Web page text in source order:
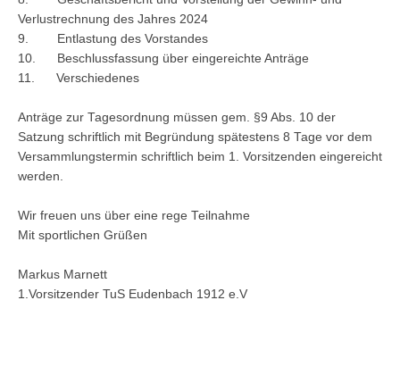
Verlustrechnung des Jahres 2024
9. Entlastung des Vorstandes
10. Beschlussfassung über eingereichte Anträge
11. Verschiedenes
Anträge zur Tagesordnung müssen gem. §9 Abs. 10 der
Satzung schriftlich mit Begründung spätestens 8 Tage vor dem
Versammlungstermin schriftlich beim 1. Vorsitzenden eingereicht
werden.
Wir freuen uns über eine rege Teilnahme
Mit sportlichen Grüßen
Markus Marnett
1.Vorsitzender TuS Eudenbach 1912 e.V